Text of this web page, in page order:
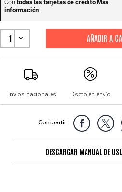
1
Envíos nacionales Dscto en envío
DESCARGAR MANUAL DE